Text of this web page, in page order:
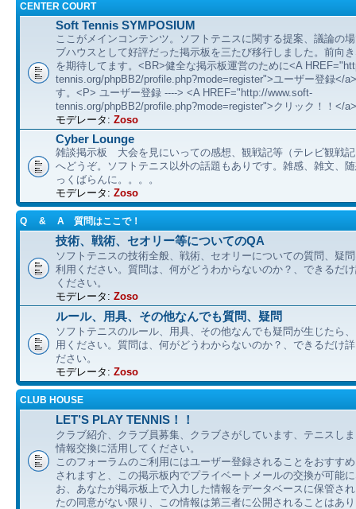
CENTER COURT
Soft Tennis SYMPOSIUM
ここがメインコンテンツ。ソフトテニスに関する提案、議論の
ブハウスとして好評だった掲示板を三たび移行しました。前向
を期待してます。<BR>健全な掲示板運営のために<A
tennis.org/phpBB2/profile.php?mode=register">ユーザー登録</
す。<P> ユーザー登録 ----> <A HREF="http://www.soft-
tennis.org/phpBB2/profile.php?mode=register">クリック！！</a>
モデレータ: Zoso
Cyber Lounge
雑談掲示板 大会を見にいっての感想、観戦記等（テレビ観戦
へどうぞ。ソフトテニス以外の話題もありです。雑感、雑文、
っくばらんに。。。。
モデレータ: Zoso
Q & A 質問はここで！
技術、戦術、セオリー等についてのQA
ソフトテニスの技術全般、戦術、セオリーについての質問、疑
利用ください。質問は、何がどうわからないのか？、できるだ
ください。
モデレータ: Zoso
ルール、用具、その他なんでも質問、疑問
ソフトテニスのルール、用具、その他なんでも疑問が生じたら
用ください。質問は、何がどうわからないのか？、できるだけ
ださい。
モデレータ: Zoso
CLUB HOUSE
LET’S PLAY TENNIS！！
クラブ紹介、クラブ員募集、クラブさがしています、テニスし
情報交換に活用してください。
このフォーラムのご利用にはユーザー登録されることをおすす
されますと、この掲示板内でプライベートメールの交換が可能
お、あなたが掲示板上で入力した情報をデータベースに保管さ
たの同意がない限り、この情報は第三者に公開されることはあ